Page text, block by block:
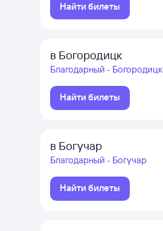
Найти билеты
в Богородицк
Благодарный - Богородицк
Найти билеты
в Богучар
Благодарный - Богучар
Найти билеты